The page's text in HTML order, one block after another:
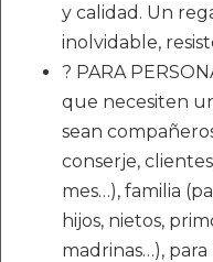
y calidad. Un
inolvidable,
? PARA
que necesiten
sean
conserje,
mes…), familia
hijos, nietos,
madrinas…), para